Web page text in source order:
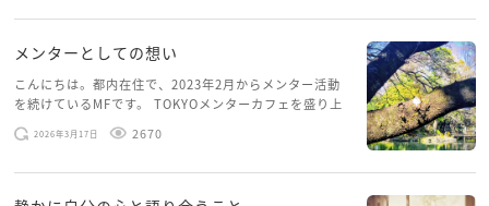
メンターとしての想い
こんにちは。都内在住で、2023年2月からメンター活動
を続けているMFです。 TOKYOメンターカフェを盛り上
げたいという想いから、勇気を出して初めてブログを投
稿してみようと思います。少し自分のことを書いてみま
2026年3月17日 2670